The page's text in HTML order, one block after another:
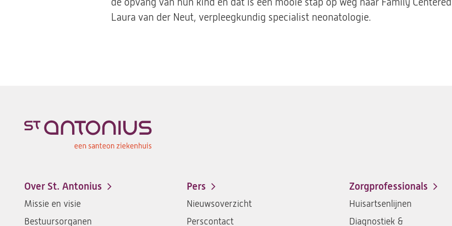
Laura van der Neut, verpleegkundig specialist neonatologie.
Footer-
menu
Over St. Antonius
Missie en visie
Bestuursorganen
Pers
Nieuwsoverzicht
Perscontact
Zorgprofessionals
Huisartsenlijnen
Diagnostiek &